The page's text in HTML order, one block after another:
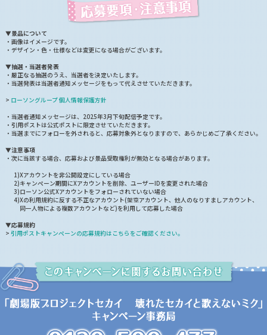
▼景品について
・画像はイメージです。
・デザイン・色・仕様などは変更になる場合がございます。
▼抽選・当選者発表
・厳正なる抽選のうえ、当選者を決定いたします。
・当選発表は当選者通知メッセージをもって代えさせていただきます。
> ローソングループ 個人情報保護方針
・当選者通知メッセージは、2025年3月下旬配信予定です。
・引用ポストは公式ポストに限定させていただきます。
・当選までにフォローを外されると、応募対象外となりますので、あらかじめご了承ください。
▼注意事項
・次に当該する場合、応募および景品受取権利が無効となる場合があります。
1)Xアカウントを非公開設定にしている場合
2)キャンペーン期間にXアカウントを削除、ユーザーIDを変更された場合
3)ローソン公式Xアカウントをフォローされていない場合
4)Xの利用規約に反する不正なアカウント(架空アカウント、他人のなりすましアカウント、
同一人物による複数アカウントなど)を利用して応募した場合
▼応募規約
> 引用ポストキャンペーンの応募規約はこちらをご確認ください。